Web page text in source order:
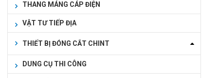
THANG MÁNG CÁP ĐIỆN
VẬT TƯ TIẾP ĐỊA
THIẾT BỊ ĐÓNG CẮT CHINT
DUNG CỤ THI CÔNG